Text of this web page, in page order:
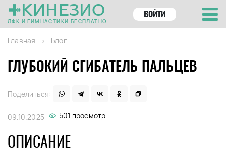
КИНЕЗИО
ЛФК И ГИМНАСТИКИ БЕСПЛАТНО
ВОЙТИ
Главная Блог
ГЛУБОКИЙ СГИБАТЕЛЬ ПАЛЬЦЕВ
Поделиться:
09.10.2025 501 просмотр
ОПИСАНИЕ